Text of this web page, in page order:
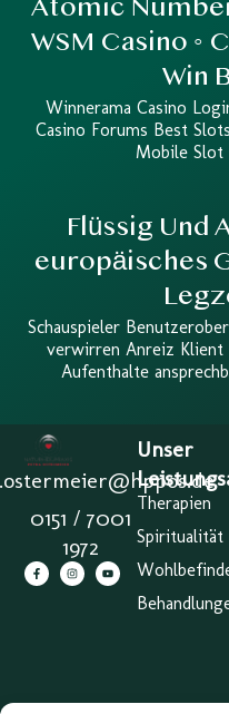
Atomic
WSM Casino ◦
Win
Winnerama Casino
Casino Forums Best
Mobile Slot
Flüssig Und
europäisches
Schauspieler
verwirren Anreiz Klient
Aufenthalte
0151 / 7001
1972
Unser
Therapien
Spiritualität